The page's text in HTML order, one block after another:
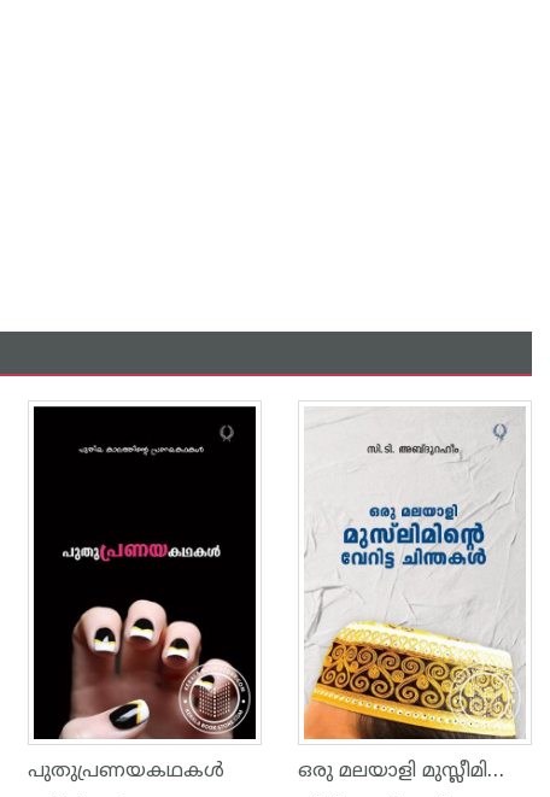
പുതുപ്രണയകഥകള്‍ ഒരു മലയാളി മുസ്ലീമിന്‍റെ വേറിട്ട ചിന്തകള്‍